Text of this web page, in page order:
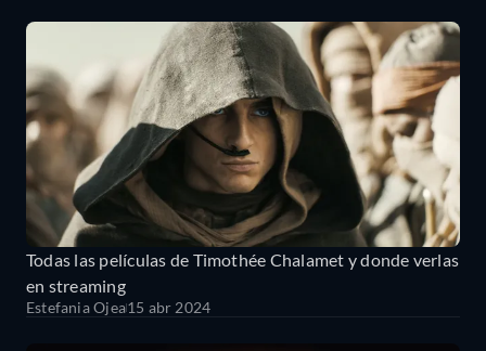
Todas las películas de Timothée Chalamet y donde verlas
en streaming
Estefania Ojea15 abr 2024